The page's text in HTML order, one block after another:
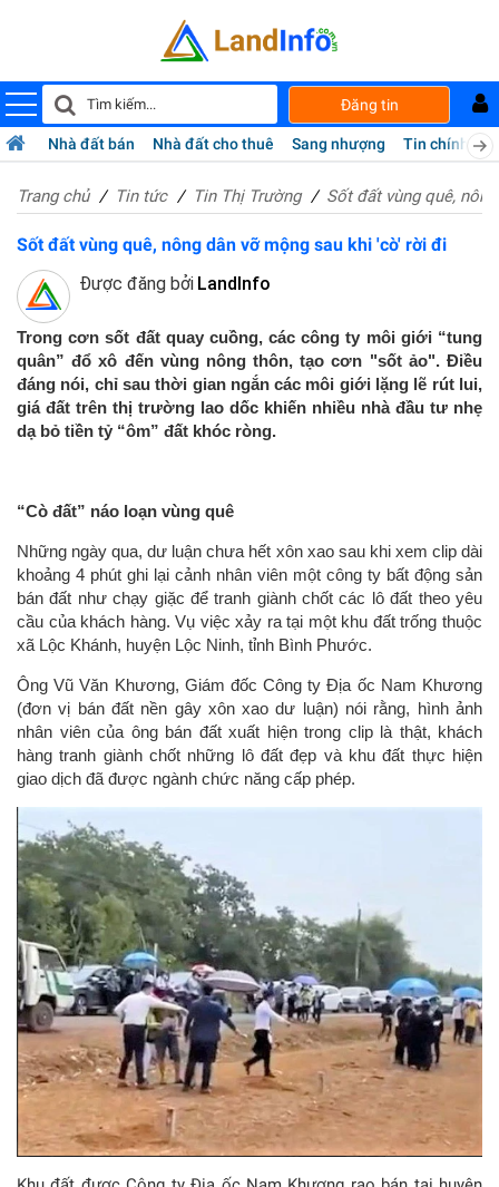
Đăng tin
Nhà đất bán Nhà đất cho thuê Sang nhượng Tin chính chủ
Trang chủ Tin tức Tin Thị Trường Sốt đất vùng quê,
Sốt đất vùng quê, nông dân vỡ mộng sau khi 'cò' rời đi
Được đăng bởi LandInfo
Trong cơn sốt đất quay cuồng, các công ty môi giới “tung
quân” đổ xô đến vùng nông thôn, tạo cơn "sốt ảo". Điều
đáng nói, chỉ sau thời gian ngắn các môi giới lặng lẽ rút lui,
giá đất trên thị trường lao dốc khiến nhiều nhà đầu tư nhẹ
dạ bỏ tiền tỷ “ôm” đất khóc ròng.
“Cò đất” náo loạn vùng quê
Những ngày qua, dư luận chưa hết xôn xao sau khi xem clip dài
khoảng 4 phút ghi lại cảnh nhân viên một công ty bất động sản
bán đất như chạy giặc để tranh giành chốt các lô đất theo yêu
cầu của khách hàng. Vụ việc xảy ra tại một khu đất trống thuộc
xã Lộc Khánh, huyện Lộc Ninh, tỉnh Bình Phước.
Ông Vũ Văn Khương, Giám đốc Công ty Địa ốc Nam Khương
(đơn vị bán đất nền gây xôn xao dư luận) nói rằng, hình ảnh
nhân viên của ông bán đất xuất hiện trong clip là thật, khách
hàng tranh giành chốt những lô đất đẹp và khu đất thực hiện
giao dịch đã được ngành chức năng cấp phép.